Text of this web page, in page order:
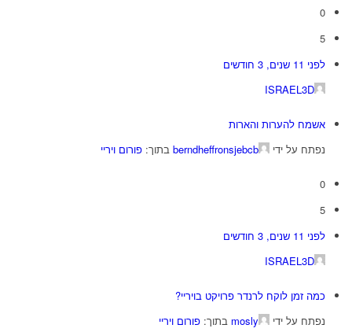
0
5
לפני 11 שנים, 3 חודשים
ISRAEL3D
אשמח להערות והארות
נפתח על ידי
berndheffronsjebcb בתוך: פורום ויריי
0
5
לפני 11 שנים, 3 חודשים
ISRAEL3D
כמה זמן לוקח לרנדר פרויקט בויריי?
נפתח על ידי
mosly בתוך: פורום ויריי